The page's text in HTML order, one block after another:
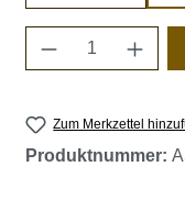
Produkt
Zum Merkzettel
Produktnummer: